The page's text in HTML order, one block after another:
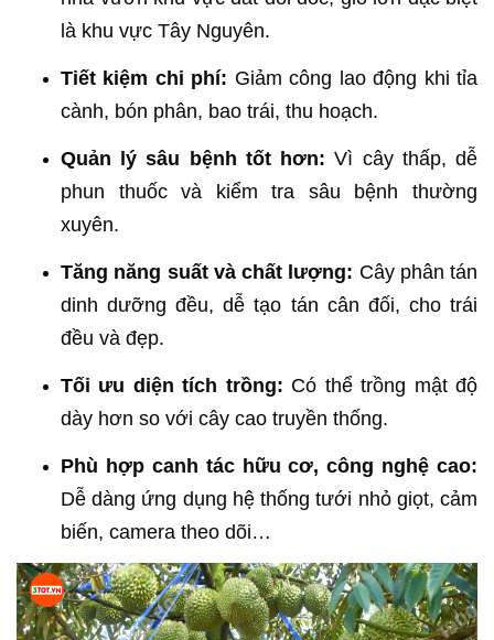
là khu vực Tây Nguyên.
Tiết kiệm chi phí: Giảm công lao động khi tỉa
cành, bón phân, bao trái, thu hoạch.
Quản lý sâu bệnh tốt hơn: Vì cây thấp, dễ
phun thuốc và kiểm tra sâu bệnh thường
xuyên.
Tăng năng suất và chất lượng: Cây phân tán
dinh dưỡng đều, dễ tạo tán cân đối, cho trái
đều và đẹp.
Tối ưu diện tích trồng: Có thể trồng mật độ
dày hơn so với cây cao truyền thống.
Phù hợp canh tác hữu cơ, công nghệ cao:
Dễ dàng ứng dụng hệ thống tưới nhỏ giọt, cảm
biến, camera theo dõi…